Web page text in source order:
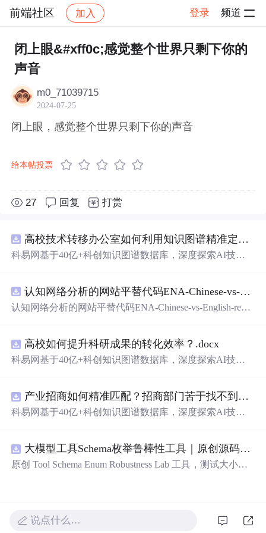
前端社区 加入 登录 频道
社区 前端社区 感慨 帖子详情
闭上眼&#xff0c;感觉整个世界只剩下你的
声音
m0_71039715
2024-07-25
闭上眼，感觉整个世界只剩下你的声音
给本帖投票
27 回复 打赏
高校技术转移办公室如何利用知识图谱精准定位产业需求与技术适配点？.docx
科易网基于40亿+科创知识图谱数据库，深度探索AI技术
新领域的AI+数智化解决方案，推动科技创新与产业创新
智能化发展。
认知网络分析的网站平替代码ENA-Chinese-vs-English-reproducible.zip
认知网络分析的网站平替代码ENA-Chinese-vs-English-repro
高校如何提升科研成果的转化效率？.docx
科易网基于40亿+科创知识图谱数据库，深度探索AI技术
新领域的AI+数智化解决方案，推动科技创新与产业创新
智能化发展。
产业招商如何精准匹配？招商部门苦于找不到符合产业链补链强链方向的目标企业怎么办？.docx
科易网基于40亿+科创知识图谱数据库，深度探索AI技术
新领域的AI+数智化解决方案，推动科技创新与产业创新
智能化发展。
大模型工具Schema枚举鲁棒性工具｜原创源码+测试+离线报告
原创 Tool Schema Enum Robustness Lab 工具，测试大小
真实运行效果图、README、运行说明、功能清单、MIT
License 及原创与授权声明。运行时零第三方依赖，不包含
说点什么…